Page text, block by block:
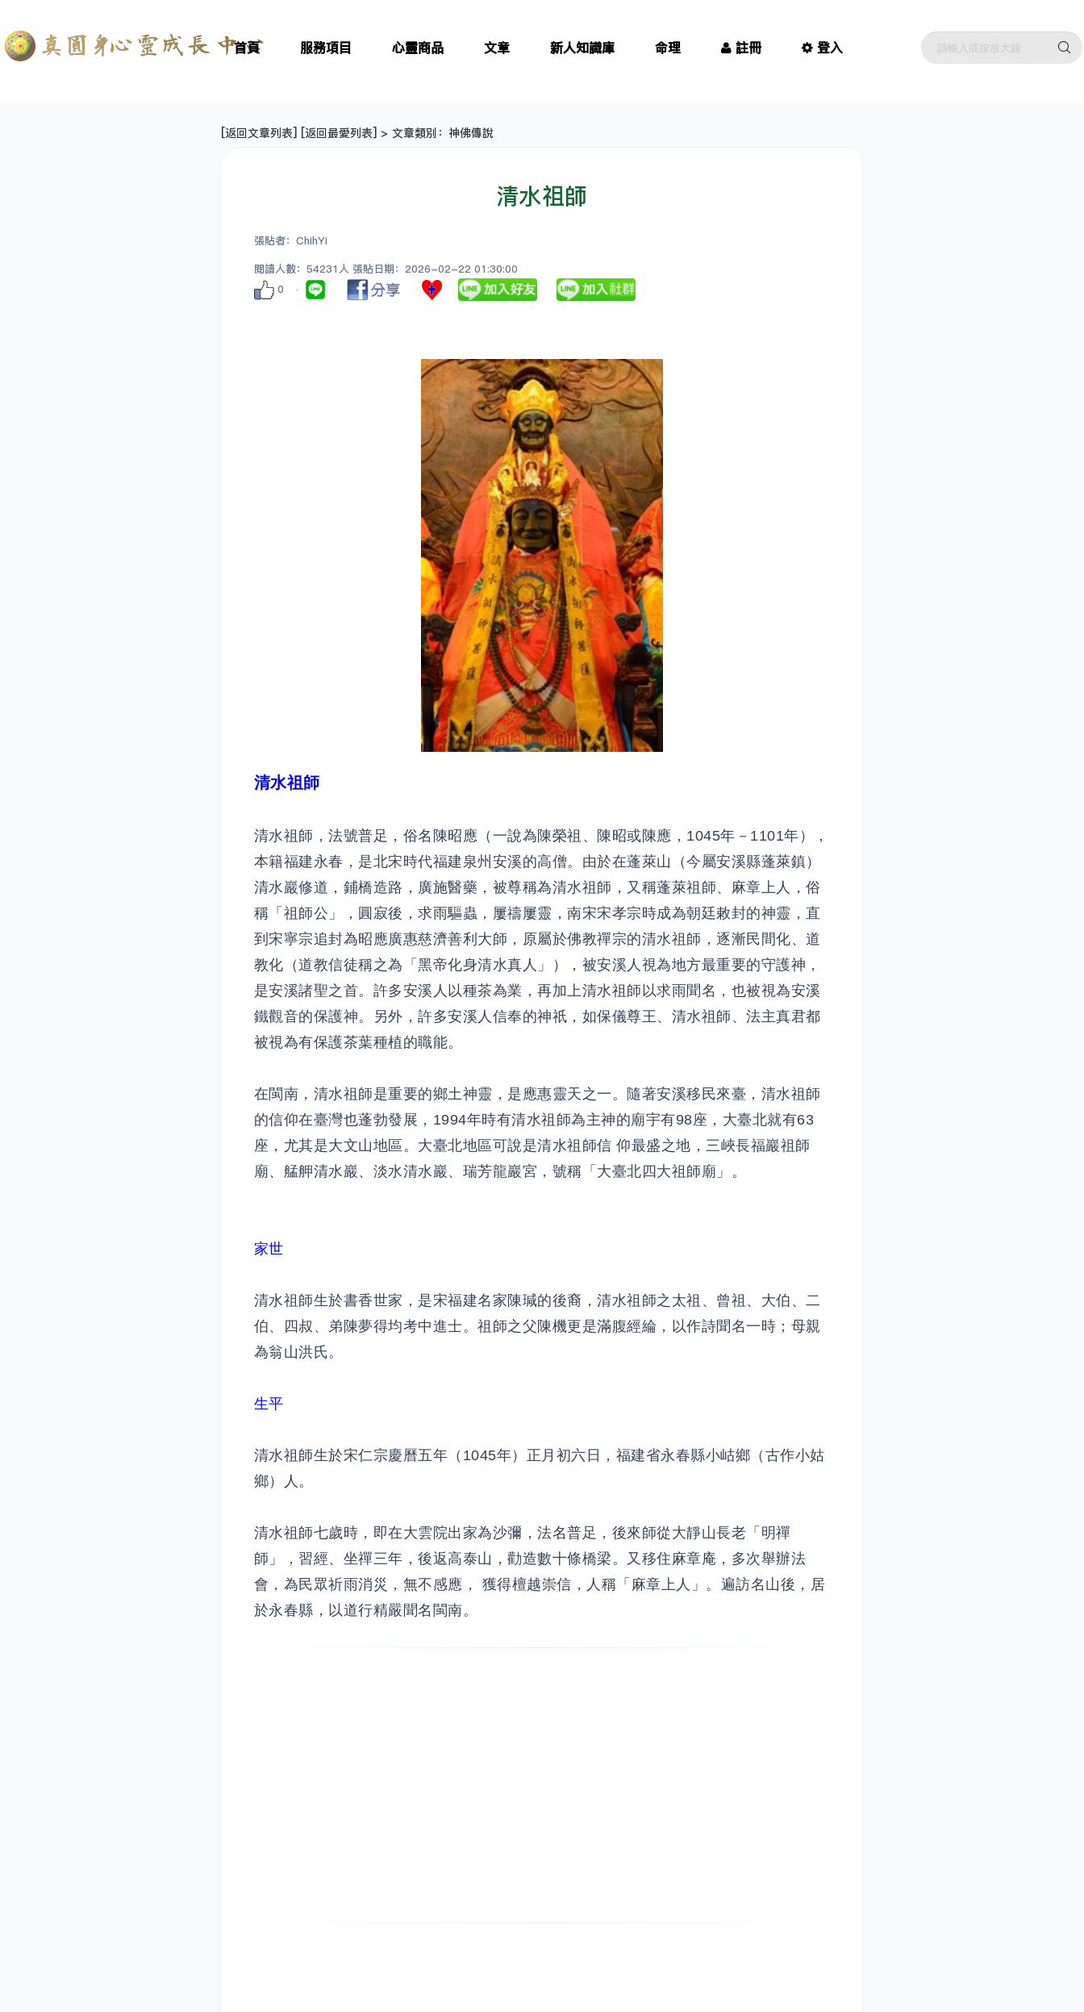
首頁 服務項目 心靈商品 文章 新人知識庫 命理 註冊 登入
[返回文章列表] [返回最愛列表] > 文章類別：神佛傳說
清水祖師
張貼者：ChihYi
閱讀人數：54231人 張貼日期：2026-02-22 01:30:00
0
清水祖師
清水祖師，法號普足，俗名陳昭應（一說為陳榮祖、陳昭或陳應，1045年－1101年），
本籍福建永春，是北宋時代福建泉州安溪的高僧。由於在蓬萊山（今屬安溪縣蓬萊鎮）
清水巖修道，鋪橋造路，廣施醫藥，被尊稱為清水祖師，又稱蓬萊祖師、麻章上人，俗
稱「祖師公」，圓寂後，求雨驅蟲，屢禱屢靈，南宋宋孝宗時成為朝廷敕封的神靈，直
到宋寧宗追封為昭應廣惠慈濟善利大師，原屬於佛教禪宗的清水祖師，逐漸民間化、道
教化（道教信徒稱之為「黑帝化身清水真人」），被安溪人視為地方最重要的守護神，
是安溪諸聖之首。許多安溪人以種茶為業，再加上清水祖師以求雨聞名，也被視為安溪
鐵觀音的保護神。另外，許多安溪人信奉的神祇，如保儀尊王、清水祖師、法主真君都
被視為有保護茶葉種植的職能。
在閩南，清水祖師是重要的鄉土神靈，是應惠靈天之一。隨著安溪移民來臺，清水祖師
的信仰在臺灣也蓬勃發展，1994年時有清水祖師為主神的廟宇有98座，大臺北就有63
座，尤其是大文山地區。大臺北地區可說是清水祖師信 仰最盛之地，三峽長福巖祖師
廟、艋舺清水巖、淡水清水巖、瑞芳龍巖宮，號稱「大臺北四大祖師廟」。
家世
清水祖師生於書香世家，是宋福建名家陳瑊的後裔，清水祖師之太祖、曾祖、大伯、二
伯、四叔、弟陳夢得均考中進士。祖師之父陳機更是滿腹經綸，以作詩聞名一時；母親
為翁山洪氏。
生平
清水祖師生於宋仁宗慶曆五年（1045年）正月初六日，福建省永春縣小岵鄉（古作小姑
鄉）人。
清水祖師七歲時，即在大雲院出家為沙彌，法名普足，後來師從大靜山長老「明禪
師」，習經、坐禪三年，後返高泰山，勸造數十條橋梁。又移住麻章庵，多次舉辦法
會，為民眾祈雨消災，無不感應， 獲得檀越崇信，人稱「麻章上人」。遍訪名山後，居
於永春縣，以道行精嚴聞名閩南。